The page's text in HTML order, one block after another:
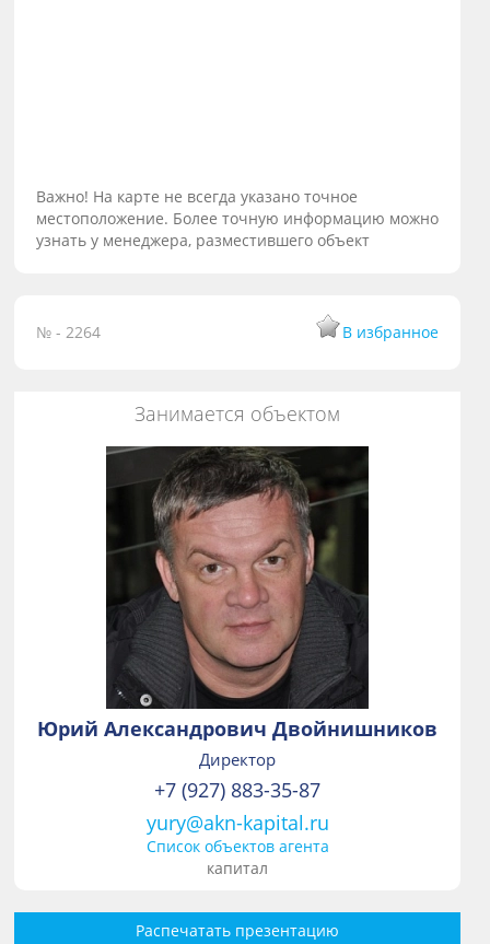
Важно! На карте не всегда указано точное
местоположение. Более точную информацию можно
узнать у менеджера, разместившего объект
№ - 2264 В избранное
Занимается объектом
Юрий Александрович Двойнишников
Директор
+7 (927) 883-35-87
yury@akn-kapital.ru
Список объектов агента
капитал
Распечатать презентацию